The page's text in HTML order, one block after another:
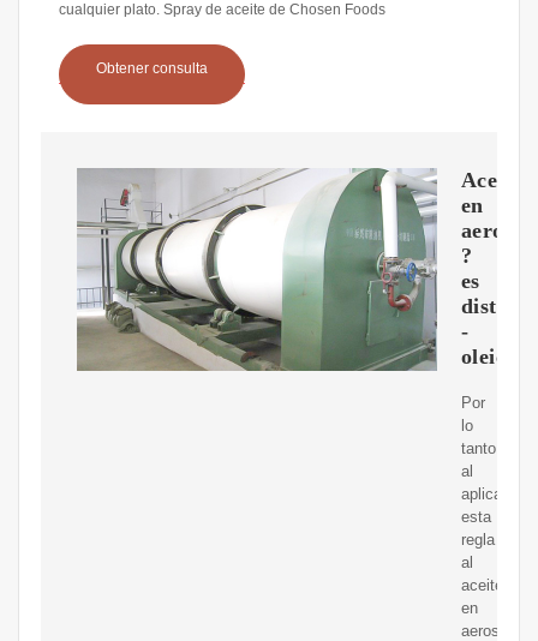
cualquier plato. Spray de aceite de Chosen Foods
Obtener consulta
Aceite
en
aerosol:
?
es
-
Por
lo
tanto,
al
aplicar
esta
regla
al
aceite
en
aerosol,